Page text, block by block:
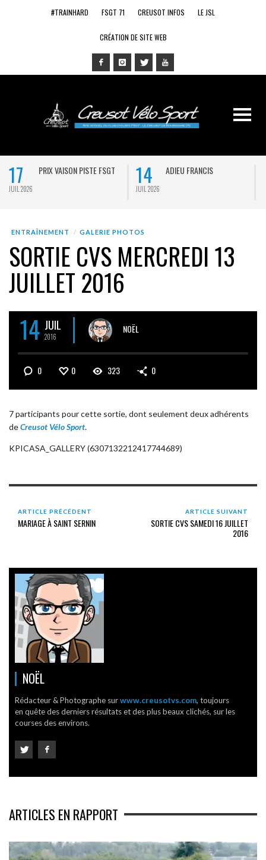
#TRAINHARD FSGT 71 CREUSOT INFOS LE JSL
CRÉATION DE SITE WEB
17
JUIL 2026
PRIX VAISON PISTE FSGT 14
JUIL 2026
ADIEU FRANCIS
ENTRAÎNEMENT GALERIE PHOTOS
SORTIE CVS MERCREDI 13
JUILLET 2016
14 JUIL
2016
NOËL
0 0 323 0
7 participants pour cette sortie, dont seulement deux adhérents
deCreusot Vélo Sport.
KPICASA_GALLERY (6307132212417744689)
ARTICLE PRÉCÉDENT
MARIAGE À SAINT SERNIN
ARTICLE SUIVANT
SORTIE CVS SAMEDI 16 JUILLET
2016
NOËL
Rédacteur & Photographe surwww.creusotvs.com, toujours
en quête des derniers résultats et des plus beaux clichés, sur les
courses des environs.
ARTICLES EN RAPPORT